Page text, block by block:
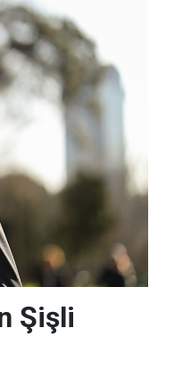
Şişli